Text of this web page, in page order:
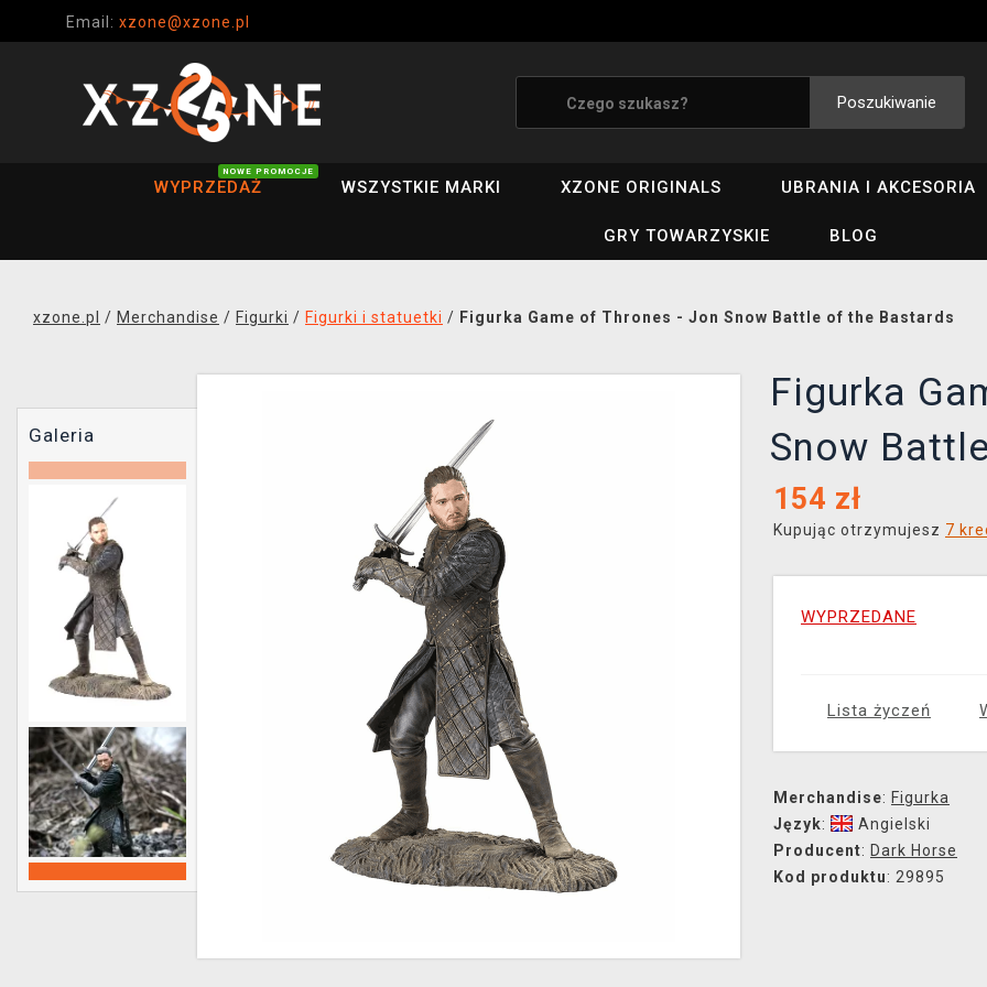
Email: xzone@xzone.pl
Poszukiwanie
WYPRZEDAŻ
NOWE PROMOCJE
WSZYSTKIE MARKI XZONE ORIGINALS UBRANIA I AKCESORIA
GRY TOWARZYSKIE BLOG
xzone.pl / Merchandise / Figurki / Figurki i statuetki / Figurka Game of Thrones - Jon Snow Battle of the Bastards
Galeria
Figurka
Snow
154 zł
Kupując otrzymujesz 7
WYPRZEDANE
Lista życzeń
Merchandise: Figurka
Język:
Angielski
Producent: Dark Horse
Kod produktu: 29895